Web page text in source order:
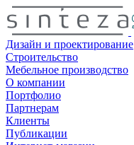
Дизайн и проектирование
Строительство
Мебельное производство
О компании
Портфолио
Партнерам
Клиенты
Публикации